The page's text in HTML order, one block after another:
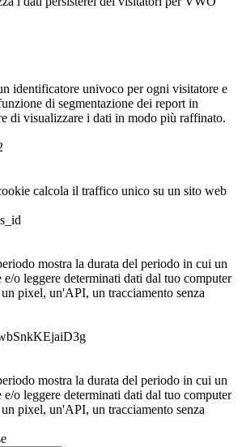
identificatore univoco per ogni visitatore e
di segmentazione dei report in
di visualizzare i dati in modo più raffinato.
calcola il traffico unico su un sito web
mostra la durata del periodo in cui un
o leggere determinati dati dal tuo computer
pixel, un'API, un tracciamento senza
mostra la durata del periodo in cui un
o leggere determinati dati dal tuo computer
pixel, un'API, un tracciamento senza